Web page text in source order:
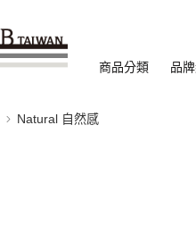
商品分類 品
Natural 自然感